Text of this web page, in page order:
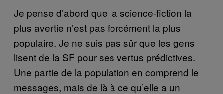
Je pense d’abord que la science-fiction la
plus avertie n’est pas forcément la plus
populaire. Je ne suis pas sûr que les gens
lisent de la SF pour ses vertus prédictives.
Une partie de la population en comprend le
messages, mais de là à ce qu’elle a un